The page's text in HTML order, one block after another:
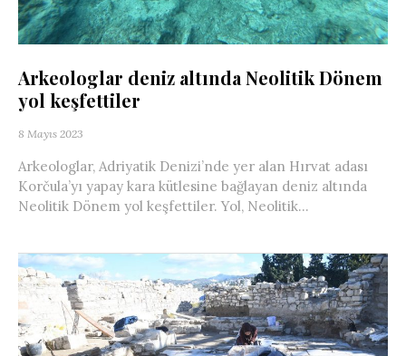
Arkeologlar deniz altında Neolitik Dönem
yol keşfettiler
8 Mayıs 2023
Arkeologlar, Adriyatik Denizi’nde yer alan Hırvat adası
Korčula’yı yapay kara kütlesine bağlayan deniz altında
Neolitik Dönem yol keşfettiler. Yol, Neolitik...